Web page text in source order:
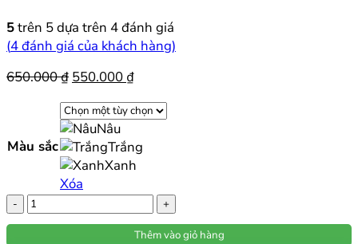
5trên 5 dựa trên 4đánh giá
(4đánh giá của khách hàng)
650.000₫ Giá
là:
650.000 ₫.
550.000 ₫Giá
tại
550.000 ₫.
Màu sắc
Nâu
Trắng
Xanh
Xóa
Classic
Pouch
Thêm vào giỏ hàng